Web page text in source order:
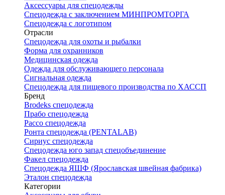
Аксессуары для спецодежды
Спецодежда с заключением МИНПРОМТОРГА
Спецодежда с логотипом
Отрасли
Спецодежда для охоты и рыбалки
Форма для охранников
Медицинская одежда
Одежда для обслуживающего персонала
Сигнальная одежда
Спецодежда для пищевого производства по ХАССП
Бренд
Brodeks спецодежда
Прабо спецодежда
Рассо спецодежда
Ронта спецодежда (PENTALAB)
Сириус спецодежда
Спецодежда юго запад спецобъединение
Факел спецодежда
Спецодежда ЯШФ (Ярославская швейная фабрика)
Эталон спецодежда
Категории